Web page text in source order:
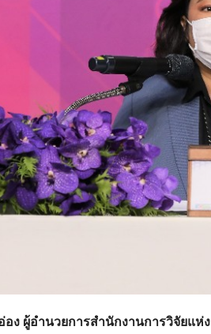
อง ผู้อำนวยการสำนักงานการวิจัยแห่